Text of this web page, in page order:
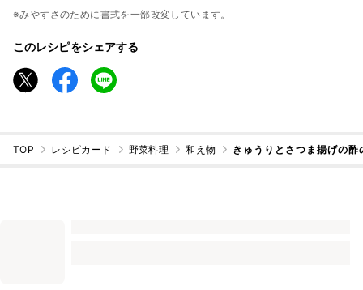
※みやすさのために書式を一部改変しています。
このレシピをシェアする
TOP レシピカード 野菜料理 和え物 きゅうりとさつま揚げの酢